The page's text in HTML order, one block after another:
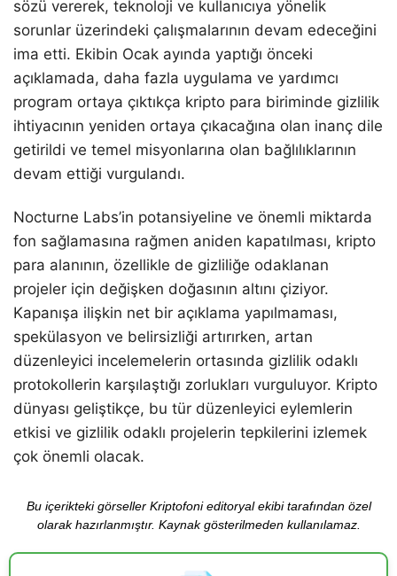
sözü vererek, teknoloji ve kullanıcıya yönelik
sorunlar üzerindeki çalışmalarının devam edeceğini
ima etti. Ekibin Ocak ayında yaptığı önceki
açıklamada, daha fazla uygulama ve yardımcı
program ortaya çıktıkça kripto para biriminde gizlilik
ihtiyacının yeniden ortaya çıkacağına olan inanç dile
getirildi ve temel misyonlarına olan bağlılıklarının
devam ettiği vurgulandı.
Nocturne Labs’in potansiyeline ve önemli miktarda
fon sağlamasına rağmen aniden kapatılması, kripto
para alanının, özellikle de gizliliğe odaklanan
projeler için değişken doğasının altını çiziyor.
Kapanışa ilişkin net bir açıklama yapılmaması,
spekülasyon ve belirsizliği artırırken, artan
düzenleyici incelemelerin ortasında gizlilik odaklı
protokollerin karşılaştığı zorlukları vurguluyor. Kripto
dünyası geliştikçe, bu tür düzenleyici eylemlerin
etkisi ve gizlilik odaklı projelerin tepkilerini izlemek
çok önemli olacak.
Bu içerikteki görseller Kriptofoni editoryal ekibi tarafından özel
olarak hazırlanmıştır. Kaynak gösterilmeden kullanılamaz.